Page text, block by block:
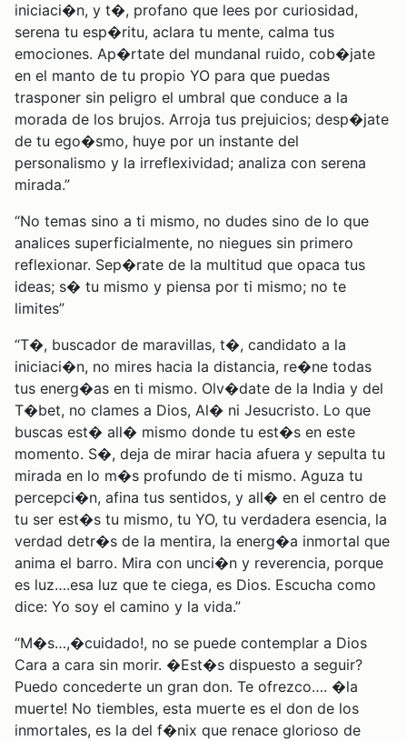
iniciaci�n, y t�, profano que lees por curiosidad,
serena tu esp�ritu, aclara tu mente, calma tus
emociones. Ap�rtate del mundanal ruido, cob�jate
en el manto de tu propio YO para que puedas
trasponer sin peligro el umbral que conduce a la
morada de los brujos. Arroja tus prejuicios; desp�jate
de tu ego�smo, huye por un instante del
personalismo y la irreflexividad; analiza con serena
mirada.”
“No temas sino a ti mismo, no dudes sino de lo que
analices superficialmente, no niegues sin primero
reflexionar. Sep�rate de la multitud que opaca tus
ideas; s� tu mismo y piensa por ti mismo; no te
limites”
“T�, buscador de maravillas, t�, candidato a la
iniciaci�n, no mires hacia la distancia, re�ne todas
tus energ�as en ti mismo. Olv�date de la India y del
T�bet, no clames a Dios, Al� ni Jesucristo. Lo que
buscas est� all� mismo donde tu est�s en este
momento. S�, deja de mirar hacia afuera y sepulta tu
mirada en lo m�s profundo de ti mismo. Aguza tu
percepci�n, afina tus sentidos, y all� en el centro de
tu ser est�s tu mismo, tu YO, tu verdadera esencia, la
verdad detr�s de la mentira, la energ�a inmortal que
anima el barro. Mira con unci�n y reverencia, porque
es luz….esa luz que te ciega, es Dios. Escucha como
dice: Yo soy el camino y la vida.”
“M�s…,�cuidado!, no se puede contemplar a Dios
Cara a cara sin morir. �Est�s dispuesto a seguir?
Puedo concederte un gran don. Te ofrezco…. �la
muerte! No tiembles, esta muerte es el don de los
inmortales, es la del f�nix que renace glorioso de